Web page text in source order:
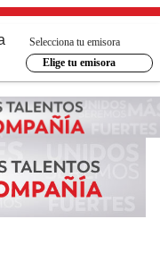
Selecciona tu emisora
Elige tu emisora